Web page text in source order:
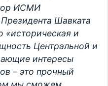
ИСМИ
Шавката
«историческая и
Центральной и
интересы
– это прочный